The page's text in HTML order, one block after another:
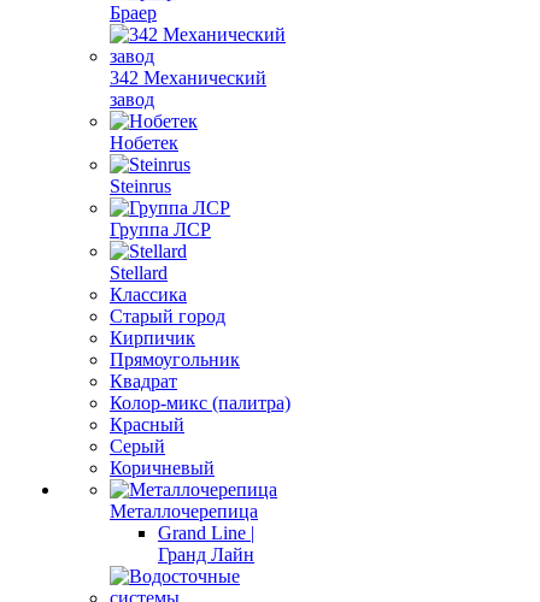
Браер
342 Механический
завод
Нобетек
Steinrus
Группа ЛСР
Stellard
Классика
Старый город
Кирпичик
Прямоугольник
Квадрат
Колор-микс (палитра)
Красный
Серый
Коричневый
Металлочерепица
Grand Line |
Гранд Лайн